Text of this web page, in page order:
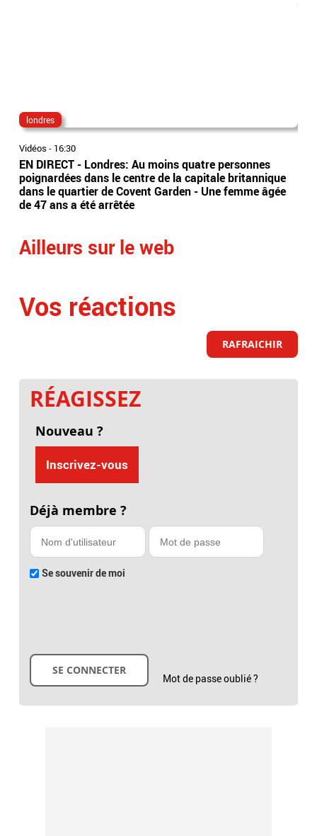
londres
Vidéos - 16:30
EN DIRECT - Londres: Au moins quatre personnes
poignardées dans le centre de la capitale britannique
dans le quartier de Covent Garden - Une femme âgée
de 47 ans a été arrêtée
Ailleurs sur le web
Vos réactions
RAFRAICHIR
RÉAGISSEZ
Nouveau ?
Inscrivez-vous
Déjà membre ?
Se souvenir de moi
Mot de passe oublié ?